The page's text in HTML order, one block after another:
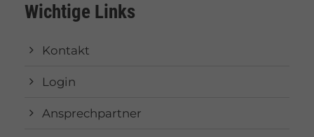
Wichtige Links
Kontakt
Login
Ansprechpartner